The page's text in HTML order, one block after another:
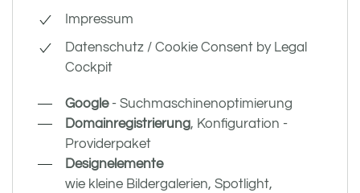
Impressum
Datenschutz / Cookie Consent by Legal
Cockpit
Google- Suchmaschinenoptimierung
Domainregistrierung, Konfiguration -
Providerpaket
Designelemente
wie kleine Bildergalerien, Spotlight,